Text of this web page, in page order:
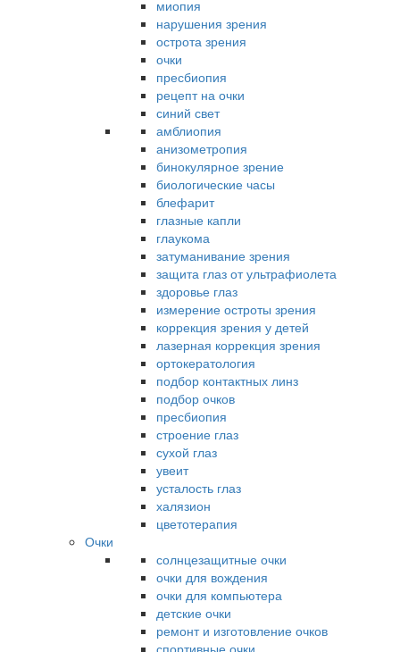
миопия
нарушения зрения
острота зрения
очки
пресбиопия
рецепт на очки
синий свет
амблиопия
анизометропия
бинокулярное зрение
биологические часы
блефарит
глазные капли
глаукома
затуманивание зрения
защита глаз от ультрафиолета
здоровье глаз
измерение остроты зрения
коррекция зрения у детей
лазерная коррекция зрения
ортокератология
подбор контактных линз
подбор очков
пресбиопия
строение глаз
сухой глаз
увеит
усталость глаз
халязион
цветотерапия
Очки
солнцезащитные очки
очки для вождения
очки для компьютера
детские очки
ремонт и изготовление очков